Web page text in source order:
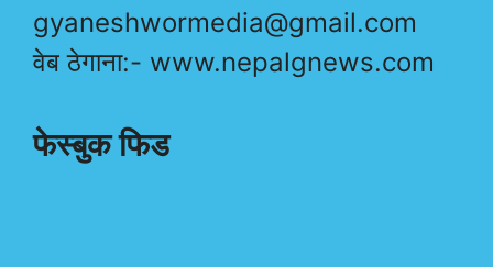
gyaneshwormedia@gmail.com
वेब ठेगाना:- www.nepalgnews.com
फेस्बुक फिड